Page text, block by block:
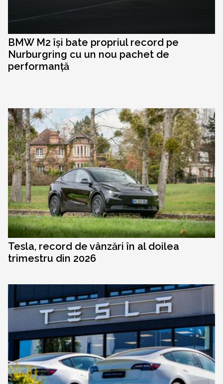
BMW M2 își bate propriul record pe
Nurburgring cu un nou pachet de
performanță
Tesla, record de vânzări în al doilea
trimestru din 2026